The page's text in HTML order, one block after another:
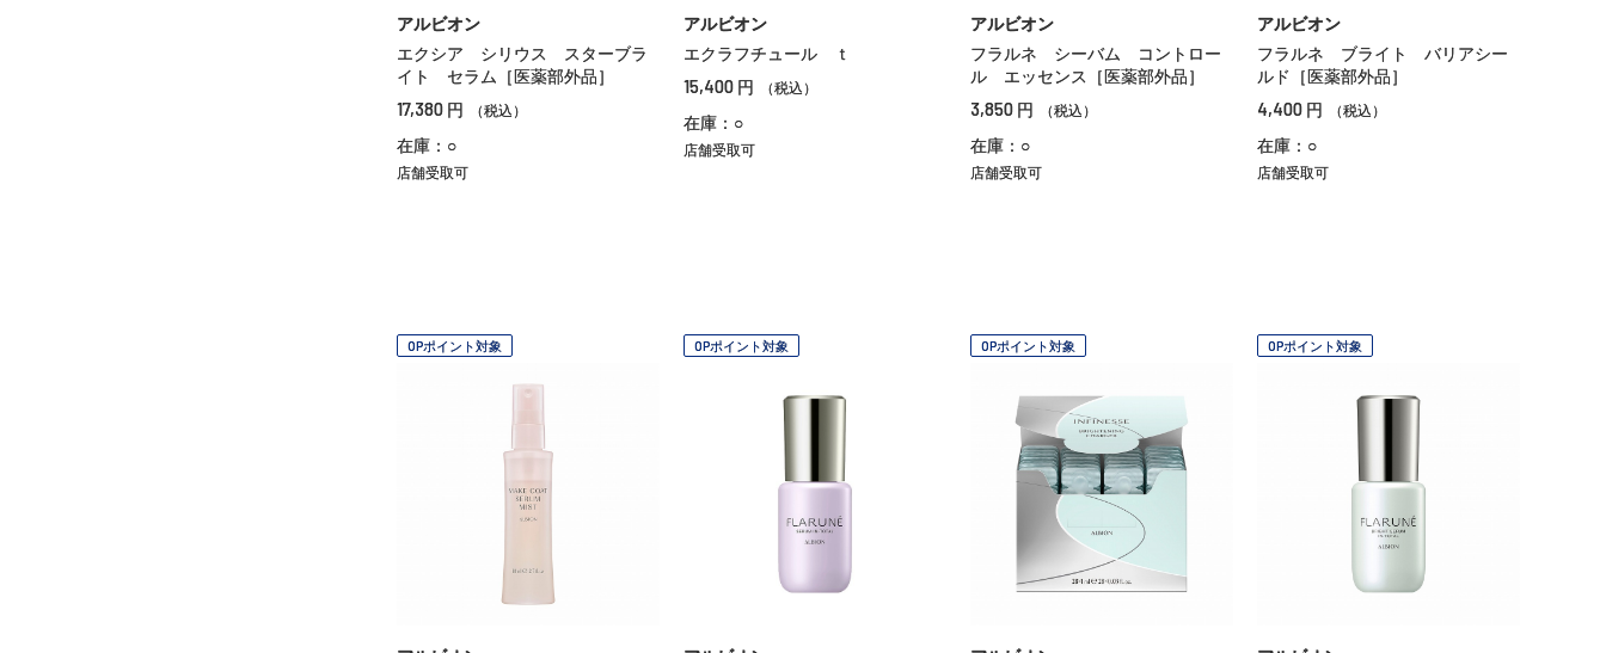
アルビオン
エクシア シリウス スターブラ
イト セラム［医薬部外品］
17,380 円 （税込）
在庫：○
店舗受取可
アルビオン
エクラフチュール ｔ
15,400 円 （税込）
在庫：○
店舗受取可
アルビオン
フラルネ シーバム コントロー
ル エッセンス［医薬部外品］
3,850 円 （税込）
在庫：○
店舗受取可
アルビオン
フラルネ ブライト バリアシー
ルド［医薬部外品］
4,400 円 （税込）
在庫：○
店舗受取可
OPポイント対象 OPポイント対象 OPポイント対象 OPポイント対象